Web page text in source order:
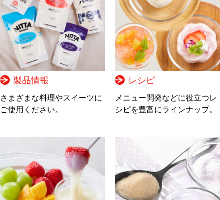
製品情報
さまざまな料理やスイーツに
ご使用ください。
レシピ
メニュー開発などに役立つレ
シピを豊富にラインナップ。